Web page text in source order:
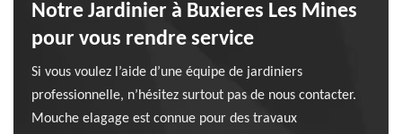
Notre Jardinier à Buxieres Les Mines
pour vous rendre service
Si vous voulez l’aide d’une équipe de jardiniers
professionnelle, n’hésitez surtout pas de nous contacter.
Mouche elagage est connue pour des travaux